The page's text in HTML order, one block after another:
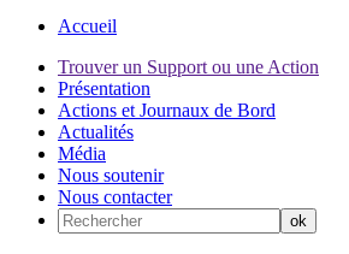
Accueil
Trouver un Support ou une Action
Présentation
Actions et Journaux de Bord
Actualités
Média
Nous soutenir
Nous contacter